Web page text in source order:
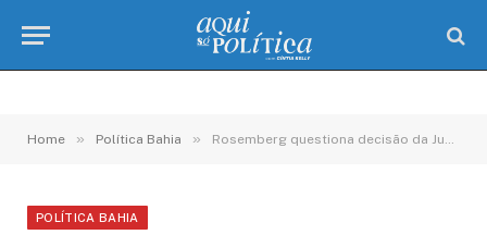
Home » Política Bahia » Rosemberg questiona decisão da Justiça que barrou votação de Josias Gomes no TCE-BA
POLÍTICA BAHIA